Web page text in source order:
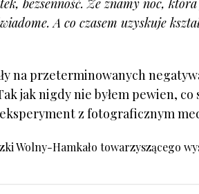
bezsenność. Że znamy noc,
A co czasem uzyskuje
na przeterminowanych
jak nigdy nie byłem pewien,
z fotograficznym
Wolny-Hamkało towarzyszącego